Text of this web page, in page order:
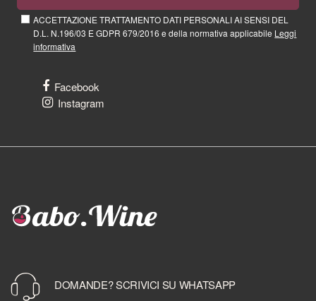
ACCETTAZIONE TRATTAMENTO DATI PERSONALI AI SENSI DEL
D.L. N.196/03 E GDPR 679/2016 e della normativa applicabile Leggi
informativa
Facebook
Instagram
DOMANDE? SCRIVICI SU WHATSAPP